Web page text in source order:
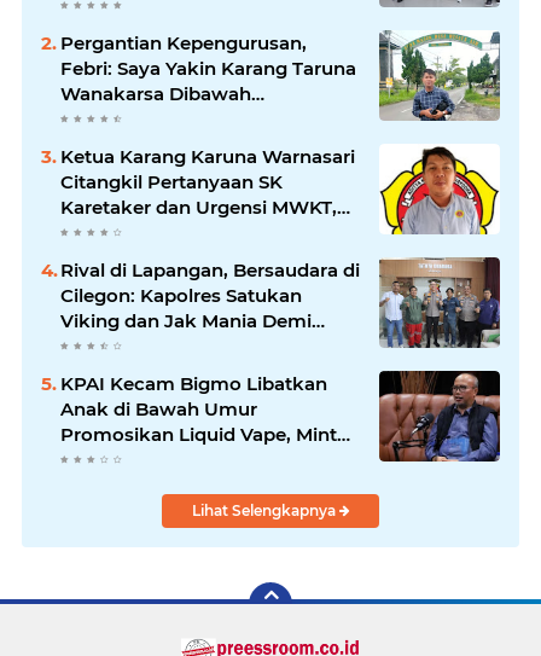
Pergantian Kepengurusan,
Febri: Saya Yakin Karang Taruna
Wanakarsa Dibawah
Kepemimpinan Bung Entus
Ketua Karang Karuna Warnasari
Citangkil Pertanyaan SK
Karetaker dan Urgensi MWKT,
Saat Suasana Berduka
Rival di Lapangan, Bersaudara di
Cilegon: Kapolres Satukan
Viking dan Jak Mania Demi
Nobar Damai Piala Presiden
KPAI Kecam Bigmo Libatkan
Anak di Bawah Umur
Promosikan Liquid Vape, Minta
Aparat Bertindak Tegas
Lihat Selengkapnya